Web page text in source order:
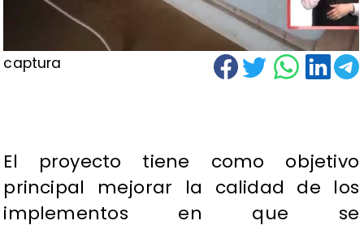
captura
El proyecto tiene como objetivo
principal mejorar la calidad de los
implementos en que se